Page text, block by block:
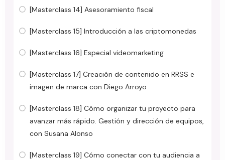
[Masterclass 14] Asesoramiento fiscal
[Masterclass 15] Introducción a las criptomonedas
[Masterclass 16] Especial videomarketing
[Masterclass 17] Creación de contenido en RRSS e
imagen de marca con Diego Arroyo
[Masterclass 18] Cómo organizar tu proyecto para
avanzar más rápido. Gestión y dirección de equipos,
con Susana Alonso
[Masterclass 19] Cómo conectar con tu audiencia a